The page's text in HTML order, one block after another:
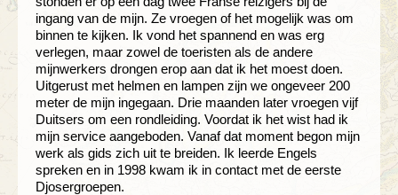
ingang van de mijn. Ze vroegen of het mogelijk was om
binnen te kijken. Ik vond het spannend en was erg
verlegen, maar zowel de toeristen als de andere
mijnwerkers drongen erop aan dat ik het moest doen.
Uitgerust met helmen en lampen zijn we ongeveer 200
meter de mijn ingegaan. Drie maanden later vroegen vijf
Duitsers om een rondleiding. Voordat ik het wist had ik
mijn service aangeboden. Vanaf dat moment begon mijn
werk als gids zich uit te breiden. Ik leerde Engels
spreken en in 1998 kwam ik in contact met de eerste
Djosergroepen.